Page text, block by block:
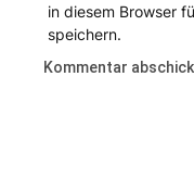
in diesem Browser
speichern.